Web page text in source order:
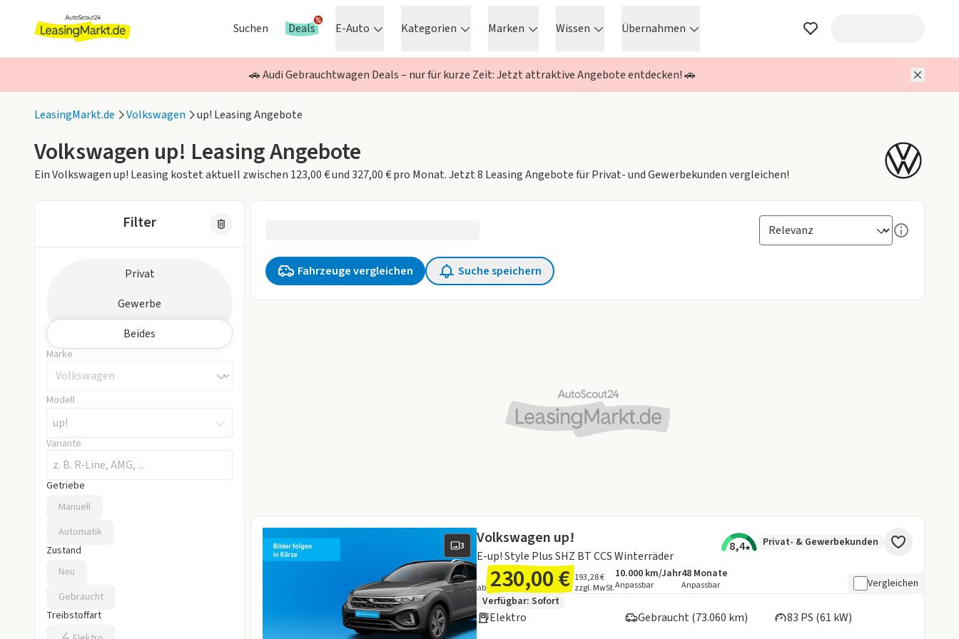
Suchen Deals E-Auto Kategorien Marken Wissen Übernahmen
🚗 Audi Gebrauchtwagen Deals – nur für kurze Zeit: Jetzt attraktive Angebote entdecken! 🚗
LeasingMarkt.de Volkswagen up! Leasing Angebote
Volkswagen up! Leasing Angebote
Ein Volkswagen up! Leasing kostet aktuell zwischen 123,00 € und 327,00 € pro Monat. Jetzt 8 Leasing Angebote für Privat- und Gewerbekunden vergleichen!
Filter
Privat
Gewerbe
Beides
Marke
Modell
up!
Variante
Getriebe
Getriebe auswählen
Manuell
Automatik
Zustand
Zustand auswählen
Neu
Gebraucht
Treibstoffart
Treibstoffart auswählen
Fahrzeuge vergleichen
0 Fahrzeuge ausgewählt Suche speichern
Keine aktiven Filter
3 Volkswagen up!
E-up! Style Plus SHZ BT CCS Winterräder
8,4 Privat- & Gewerbekunden
ab 230,00 € 193,28 €
zzgl. MwSt.
Angebotsdetails:
Inklusive Laufleistung
10.000 km/Jahr
Anpassbar
Laufzeit
48 Monate
Anpassbar Vergleichen
Zusätzliche Fahrzeuginformationen:
Verfügbar: Sofort
Elektro Gebraucht (73.060 km)
83 PS (61 kW)